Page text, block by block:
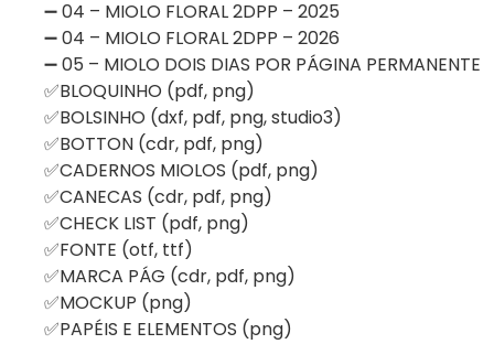
➖ 04 – MIOLO FLORAL 2DPP – 2025
➖ 04 – MIOLO FLORAL 2DPP – 2026
➖ 05 – MIOLO DOIS DIAS POR PÁGINA PERMANENTE
✅BLOQUINHO (pdf, png)
✅BOLSINHO (dxf, pdf, png, studio3)
✅BOTTON (cdr, pdf, png)
✅CADERNOS MIOLOS (pdf, png)
✅CANECAS (cdr, pdf, png)
✅CHECK LIST (pdf, png)
✅FONTE (otf, ttf)
✅MARCA PÁG (cdr, pdf, png)
✅MOCKUP (png)
✅PAPÉIS E ELEMENTOS (png)